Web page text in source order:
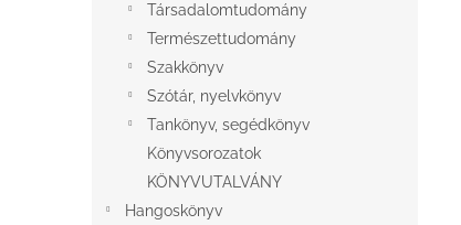
Társadalomtudomány
Természettudomány
Szakkönyv
Szótár, nyelvkönyv
Tankönyv, segédkönyv
Könyvsorozatok
KÖNYVUTALVÁNY
Hangoskönyv